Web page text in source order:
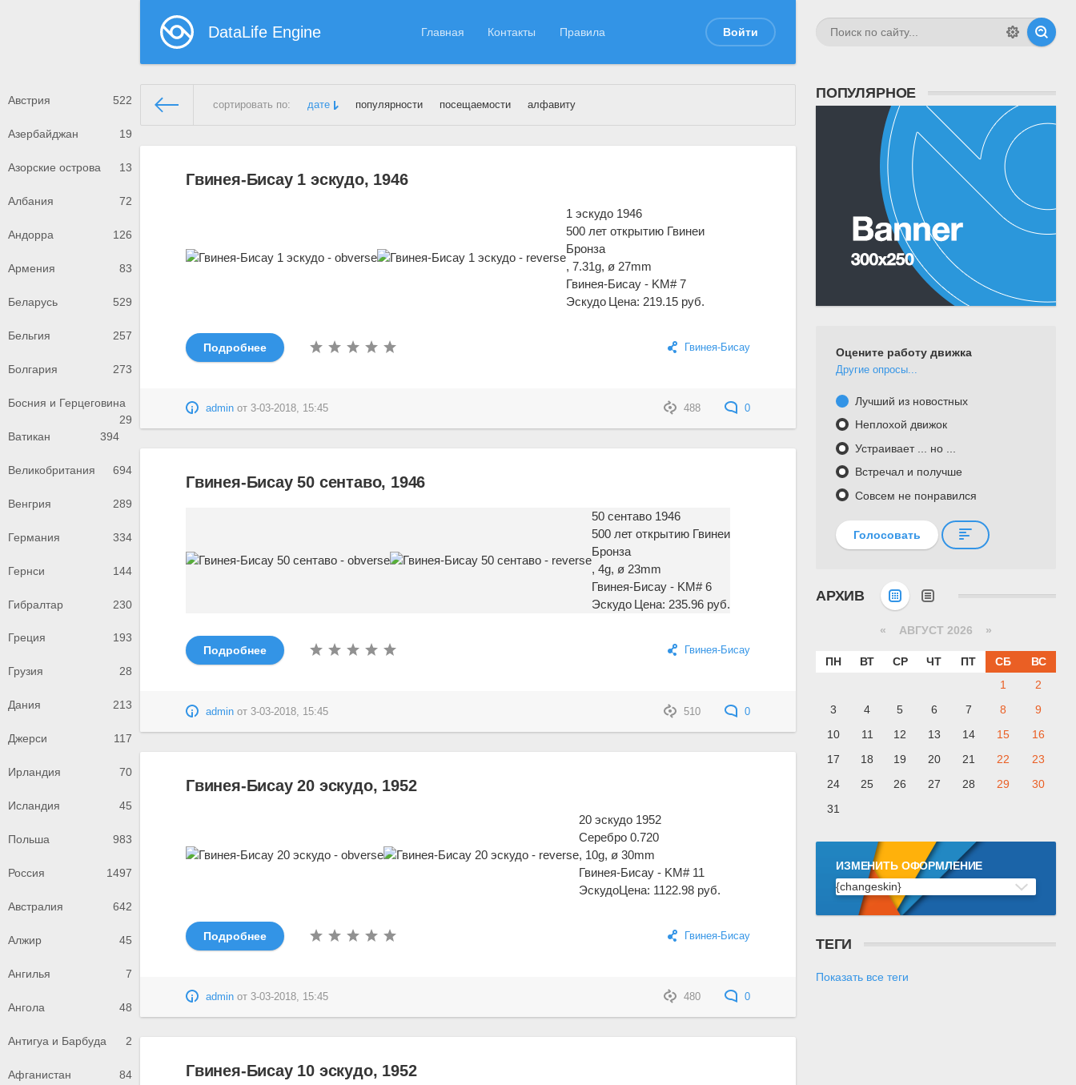
DataLife Engine Главная Контакты Правила Войти
Австрия 522
Азербайджан 19
Азорские острова 13
Албания 72
Андорра 126
Армения 83
Беларусь 529
Бельгия 257
Болгария 273
Босния и Герцеговина
29
Ватикан
394
Великобритания 694
Венгрия 289
Германия 334
Гернси 144
Гибралтар 230
Греция 193
Грузия 28
Дания 213
Джерси 117
Ирландия 70
Исландия 45
Польша 983
Россия 1497
Австралия 642
Алжир 45
Ангилья 7
Ангола 48
Антигуа и Барбуда 2
Афганистан 84
сортировать по: дате популярности посещаемости алфавиту
Демонстрационный сайт»Гвинея-Бисау
Гвинея-Бисау 1 эскудо, 1946
1 эскудо 1946
500 лет открытию Гвинеи
Бронза
, 7.31g, ø 27mm
Гвинея-Бисау - KM# 7
Эскудо Цена: 219.15 руб.
Гвинея-Бисау
Подробнее
488 0
admin от 3-03-2018, 15:45
Гвинея-Бисау 50 сентаво, 1946
50 сентаво 1946
500 лет открытию Гвинеи
Бронза
, 4g, ø 23mm
Гвинея-Бисау - KM# 6
Эскудо Цена: 235.96 руб.
Гвинея-Бисау
Подробнее
510 0
admin от 3-03-2018, 15:45
Гвинея-Бисау 20 эскудо, 1952
20 эскудо 1952
Серебро 0.720
, 10g, ø 30mm
Гвинея-Бисау - KM# 11
ЭскудоЦена: 1122.98 руб.
Гвинея-Бисау
Подробнее
480 0
admin от 3-03-2018, 15:45
Гвинея-Бисау 10 эскудо, 1952
ПОПУЛЯРНОЕ
Оцените работу движка
Другие опросы...
Лучший из новостных
Неплохой движок
Устраивает ... но ...
Встречал и получше
Совсем не понравился
Голосовать
АРХИВ
« АВГУСТ 2026 »
ПН ВТ СР ЧТ ПТ СБ
ВС
1
2
3
4 5 6 7 8
9
10
11 12 13 14 15
16
17
18 19 20 21 22
23
24
25 26 27 28 29
30
31
ИЗМЕНИТЬ ОФОРМЛЕНИЕ
{changeskin}
ТЕГИ
Показать все теги